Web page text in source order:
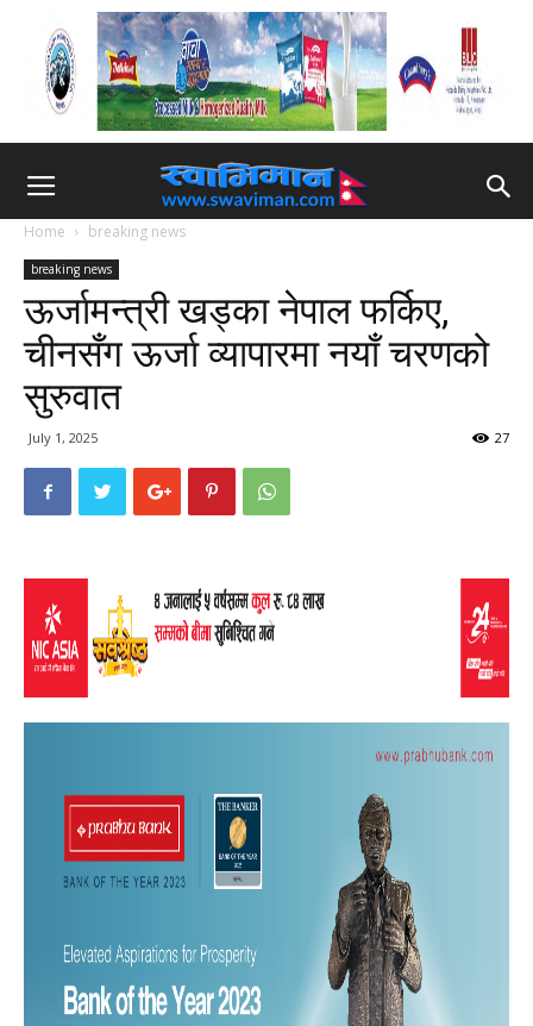
Home breaking news
breaking news
ऊर्जामन्त्री खड्का नेपाल फर्किए,
चीनसँग ऊर्जा व्यापारमा नयाँ चरणको
सुरुवात
July 1, 2025 27